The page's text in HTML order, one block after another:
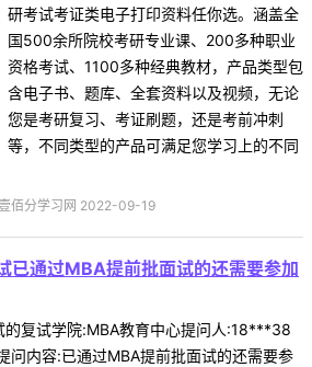
研考试考证类电子打印资料任你选。涵盖全
国500余所院校考研专业课、200多种职业
资格考试、1100多种经典教材，产品类型包
含电子书、题库、全套资料以及视频，无论
您是考研复习、考证刷题，还是考前冲刺
等，不同类型的产品可满足您学习上的不同
佰分学习网 2022-09-19
已通过MBA提前批面试的还需要参加
的复试学院:MBA教育中心提问人:18***38
内容:已通过MBA提前批面试的还需要参